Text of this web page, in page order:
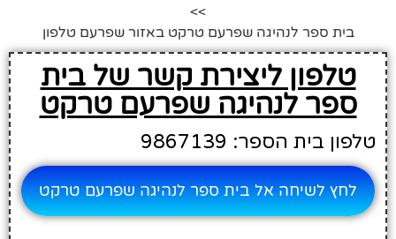
>>
בית ספר לנהיגה שפרעם טרקט באזור שפרעם טלפון
טלפון ליצירת קשר של בית
ספר לנהיגה שפרעם טרקט
טלפון בית הספר: 9867139
לחץ לשיחה אל בית ספר לנהיגה שפרעם טרקט